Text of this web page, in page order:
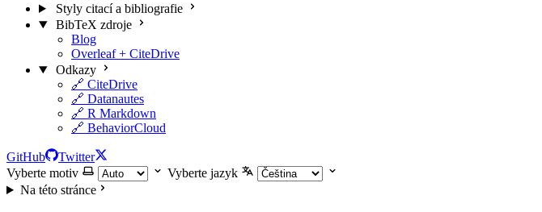
Styly citací a bibliografie
BibTeX zdroje
Blog
Overleaf + CiteDrive
Odkazy
🔗 CiteDrive
🔗 Datanautes
🔗 R Markdown
🔗 BehaviorCloud
GitHub
Twitter
Vyberte motiv
Vyberte jazyk
Na této stránce